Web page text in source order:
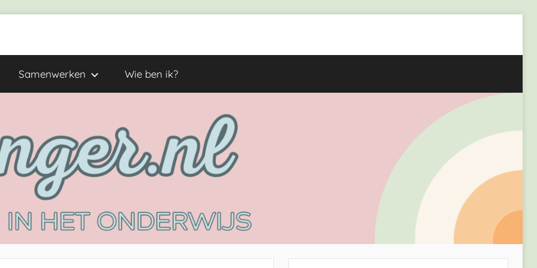
Samenwerken Wie ben ik?